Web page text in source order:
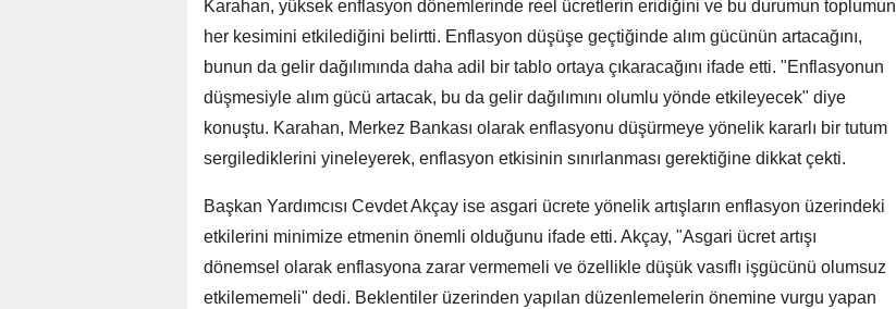
Karahan, yüksek enflasyon dönemlerinde reel ücretlerin eridiğini ve bu durumun toplumun
her kesimini etkilediğini belirtti. Enflasyon düşüşe geçtiğinde alım gücünün artacağını,
bunun da gelir dağılımında daha adil bir tablo ortaya çıkaracağını ifade etti. "Enflasyonun
düşmesiyle alım gücü artacak, bu da gelir dağılımını olumlu yönde etkileyecek" diye
konuştu. Karahan, Merkez Bankası olarak enflasyonu düşürmeye yönelik kararlı bir tutum
sergilediklerini yineleyerek, enflasyon etkisinin sınırlanması gerektiğine dikkat çekti.
Başkan Yardımcısı Cevdet Akçay ise asgari ücrete yönelik artışların enflasyon üzerindeki
etkilerini minimize etmenin önemli olduğunu ifade etti. Akçay, "Asgari ücret artışı
dönemsel olarak enflasyona zarar vermemeli ve özellikle düşük vasıflı işgücünü olumsuz
etkilememeli" dedi. Beklentiler üzerinden yapılan düzenlemelerin önemine vurgu yapan